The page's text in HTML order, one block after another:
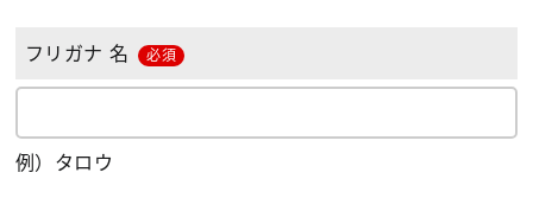
フリガナ 名 必須
例）タロウ